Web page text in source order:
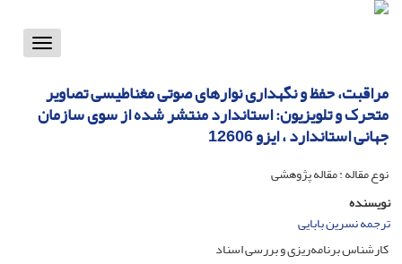
Toggle
مراقبت، حفظ و نگهداری نوارهای صوتی مغناطیسی تصاویر
متحرک و تلویزیون: استاندارد منتشر شده از سوی سازمان
جهانی استاندارد ، ایزو 12606
نوع مقاله : مقاله پژوهشی
نویسنده
ترجمه نسرین بابایی
کارشناس برنامه‌ریزی و بررسی اسناد